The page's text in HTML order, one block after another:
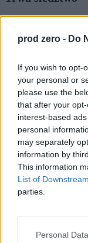
prod zero - Do
If you wish to opt-
your personal or
please use the
that after your
interest-based
personal
may separately
information by
This information
List of
parties.
Personal
Niemiecka
w Duisburgu.
Agnieszka Waś-
Wczoraj 12:40
3 min
Świat